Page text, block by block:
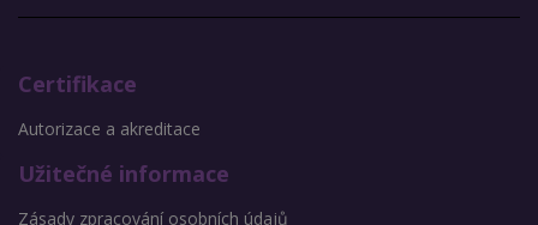
Certifikace
Autorizace a akreditace
Užitečné informace
Zásady zpracování osobních údajů